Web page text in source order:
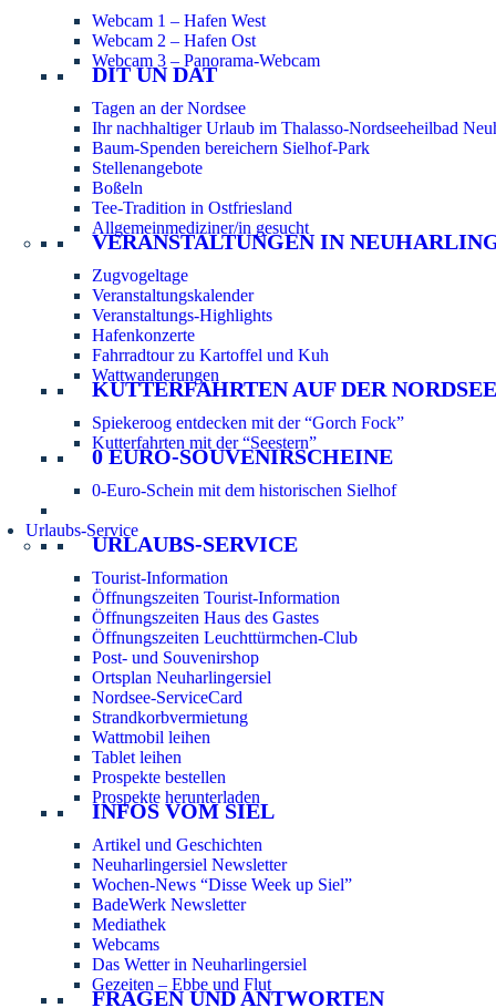
Webcam 1 – Hafen West
Webcam 2 – Hafen Ost
Webcam 3 – Panorama-Webcam
DIT UN DAT
Tagen an der Nordsee
Ihr nachhaltiger Urlaub im Thalasso-Nordseeheilbad
Baum-Spenden bereichern Sielhof-Park
Stellenangebote
Boßeln
Tee-Tradition in Ostfriesland
Allgemeinmediziner/in gesucht
VERANSTALTUNGEN IN
Zugvogeltage
Veranstaltungskalender
Veranstaltungs-Highlights
Hafenkonzerte
Fahrradtour zu Kartoffel und Kuh
Wattwanderungen
KUTTERFAHRTEN AUF DER NORDSEE
Spiekeroog entdecken mit der “Gorch Fock”
Kutterfahrten mit der “Seestern”
0 EURO-SOUVENIRSCHEINE
0-Euro-Schein mit dem historischen Sielhof
Urlaubs-Service
URLAUBS-SERVICE
Tourist-Information
Öffnungszeiten Tourist-Information
Öffnungszeiten Haus des Gastes
Öffnungszeiten Leuchttürmchen-Club
Post- und Souvenirshop
Ortsplan Neuharlingersiel
Nordsee-ServiceCard
Strandkorbvermietung
Wattmobil leihen
Tablet leihen
Prospekte bestellen
Prospekte herunterladen
INFOS VOM SIEL
Artikel und Geschichten
Neuharlingersiel Newsletter
Wochen-News “Disse Week up Siel”
BadeWerk Newsletter
Mediathek
Webcams
Das Wetter in Neuharlingersiel
Gezeiten – Ebbe und Flut
FRAGEN UND ANTWORTEN